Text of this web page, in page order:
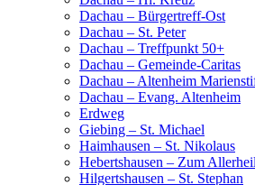
Dachau – Bürgertreff-Ost
Dachau – St. Peter
Dachau – Treffpunkt 50+
Dachau – Gemeinde-Caritas
Dachau – Altenheim
Dachau – Evang. Altenheim
Erdweg
Giebing – St. Michael
Haimhausen – St. Nikolaus
Hebertshausen – Zum
Hilgertshausen – St. Stephan